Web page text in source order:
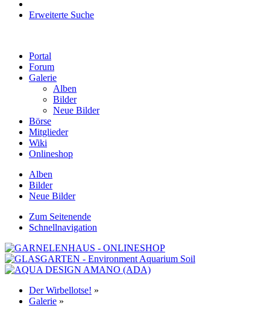
Erweiterte Suche
Portal
Forum
Galerie
Alben
Bilder
Neue Bilder
Börse
Mitglieder
Wiki
Onlineshop
Alben
Bilder
Neue Bilder
Zum Seitenende
Schnellnavigation
Der Wirbellotse! »
Galerie »